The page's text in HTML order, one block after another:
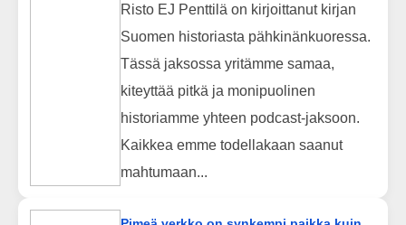
Risto EJ Penttilä on kirjoittanut kirjan
Suomen historiasta pähkinänkuoressa.
Tässä jaksossa yritämme samaa,
kiteyttää pitkä ja monipuolinen
historiamme yhteen podcast-jaksoon.
Kaikkea emme todellakaan saanut
mahtumaan...